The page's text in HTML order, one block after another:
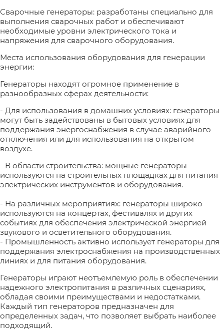
Сварочные генераторы: разработаны специально для
выполнения сварочных работ и обеспечивают
необходимые уровни электрического тока и
напряжения для сварочного оборудования.
Места использования оборудования для генерации
энергии:
Генераторы находят огромное применение в
разнообразных сферах деятельности:
- Для использования в домашних условиях: генераторы
могут быть задействованы в бытовых условиях для
поддержания энергоснабжения в случае аварийного
отключения или для использования на открытом
воздухе.
- В области строительства: мощные генераторы
используются на строительных площадках для питания
электрических инструментов и оборудования.
- На различных мероприятиях: генераторы широко
используются на концертах, фестивалях и других
событиях для обеспечения электрической энергией
звукового и осветительного оборудования.
- Промышленность активно использует генераторы для
поддержания электроснабжения на производственных
линиях и для питания оборудования.
Генераторы играют неотъемлемую роль в обеспечении
надежного электропитания в различных сценариях,
обладая своими преимуществами и недостатками.
Каждый тип генераторов предназначен для
определенных задач, что позволяет выбрать наиболее
подходящий.